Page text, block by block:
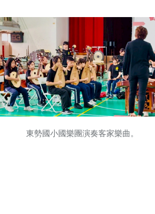
東勢國小國樂團演奏客家樂曲。